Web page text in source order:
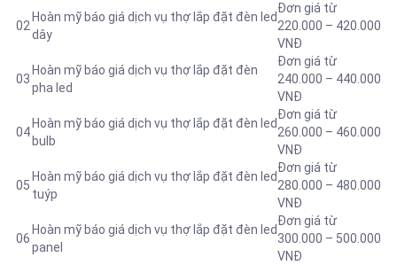
02
Hoàn mỹ báo giá dịch vụ thợ lắp đặt đèn led
dây
Đơn giá từ
220.000 – 420.000
VNĐ
03
Hoàn mỹ báo giá dịch vụ thợ lắp đặt đèn
pha led
Đơn giá từ
240.000 – 440.000
VNĐ
04
Hoàn mỹ báo giá dịch vụ thợ lắp đặt đèn led
bulb
Đơn giá từ
260.000 – 460.000
VNĐ
05
Hoàn mỹ báo giá dịch vụ thợ lắp đặt đèn led
tuýp
Đơn giá từ
280.000 – 480.000
VNĐ
06
Hoàn mỹ báo giá dịch vụ thợ lắp đặt đèn led
panel
Đơn giá từ
300.000 – 500.000
VNĐ